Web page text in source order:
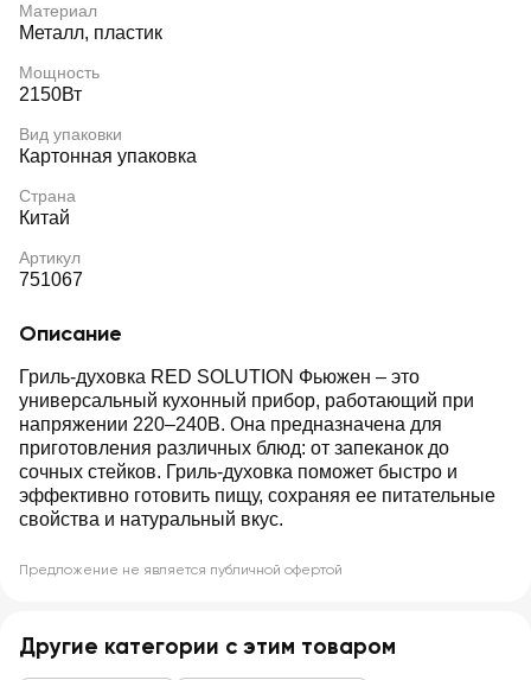
Материал
Металл, пластик
Мощность
2150Вт
Вид упаковки
Картонная упаковка
Страна
Китай
Артикул
751067
Описание
Гриль-духовка RED SOLUTION Фьюжен – это
универсальный кухонный прибор, работающий при
напряжении 220–240В. Она предназначена для
приготовления различных блюд: от запеканок до
сочных стейков. Гриль-духовка поможет быстро и
эффективно готовить пищу, сохраняя ее питательные
свойства и натуральный вкус.
Предложение не является публичной офертой
Другие категории с этим товаром